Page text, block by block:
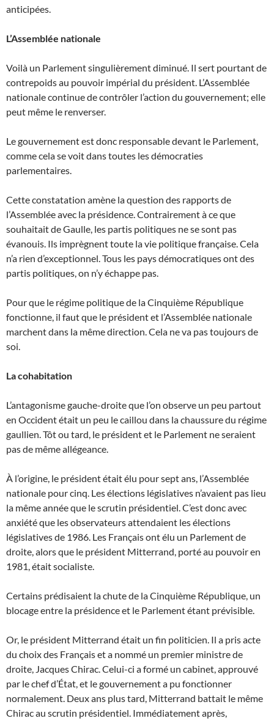
anticipées.
L’Assemblée nationale
Voilà un Parlement singulièrement diminué. Il sert pourtant de
contrepoids au pouvoir impérial du président. L’Assemblée
nationale continue de contrôler l’action du gouvernement; elle
peut même le renverser.
Le gouvernement est donc responsable devant le Parlement,
comme cela se voit dans toutes les démocraties
parlementaires.
Cette constatation amène la question des rapports de
l’Assemblée avec la présidence. Contrairement à ce que
souhaitait de Gaulle, les partis politiques ne se sont pas
évanouis. Ils imprègnent toute la vie politique française. Cela
n’a rien d’exceptionnel. Tous les pays démocratiques ont des
partis politiques, on n’y échappe pas.
Pour que le régime politique de la Cinquième République
fonctionne, il faut que le président et l’Assemblée nationale
marchent dans la même direction. Cela ne va pas toujours de
soi.
La cohabitation
L’antagonisme gauche-droite que l’on observe un peu partout
en Occident était un peu le caillou dans la chaussure du régime
gaullien. Tôt ou tard, le président et le Parlement ne seraient
pas de même allégeance.
À l’origine, le président était élu pour sept ans, l’Assemblée
nationale pour cinq. Les élections législatives n’avaient pas lieu
la même année que le scrutin présidentiel. C’est donc avec
anxiété que les observateurs attendaient les élections
législatives de 1986. Les Français ont élu un Parlement de
droite, alors que le président Mitterrand, porté au pouvoir en
1981, était socialiste.
Certains prédisaient la chute de la Cinquième République, un
blocage entre la présidence et le Parlement étant prévisible.
Or, le président Mitterrand était un fin politicien. Il a pris acte
du choix des Français et a nommé un premier ministre de
droite, Jacques Chirac. Celui-ci a formé un cabinet, approuvé
par le chef d’État, et le gouvernement a pu fonctionner
normalement. Deux ans plus tard, Mitterrand battait le même
Chirac au scrutin présidentiel. Immédiatement après,